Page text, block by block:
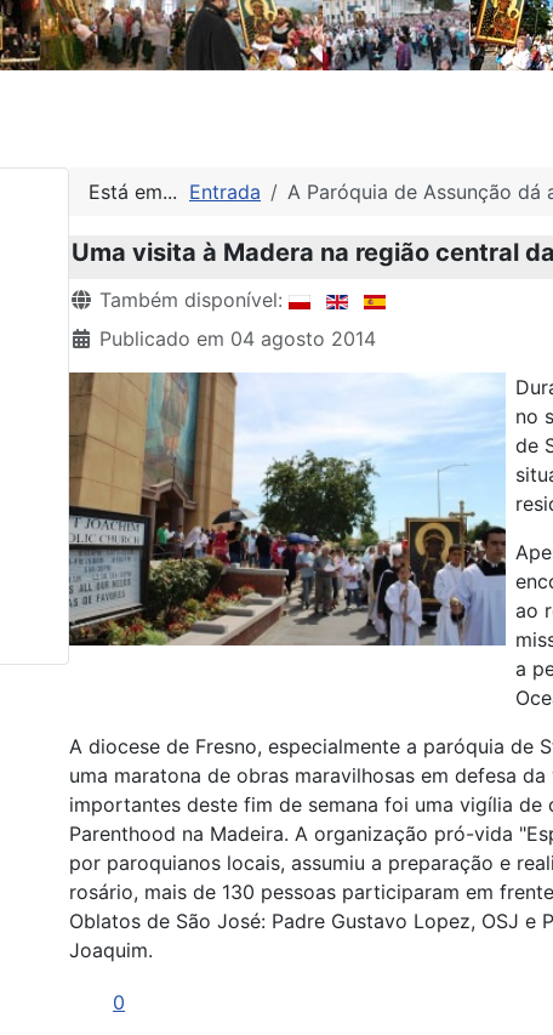
Está em... Entrada A Paróquia de Assunção dá
Uma visita à Madera na região central
Detalhes
Também disponível:
Publicado em 04 agosto 2014
no
de
ao
a
A diocese de Fresno, especialmente a paróquia de
uma maratona de obras maravilhosas em defesa
importantes deste fim de semana foi uma vigília de
Parenthood na Madeira. A organização pró-vida
por paroquianos locais, assumiu a preparação e
rosário, mais de 130 pessoas participaram em
Oblatos de São José: Padre Gustavo Lopez, OSJ e
Joaquim.
0